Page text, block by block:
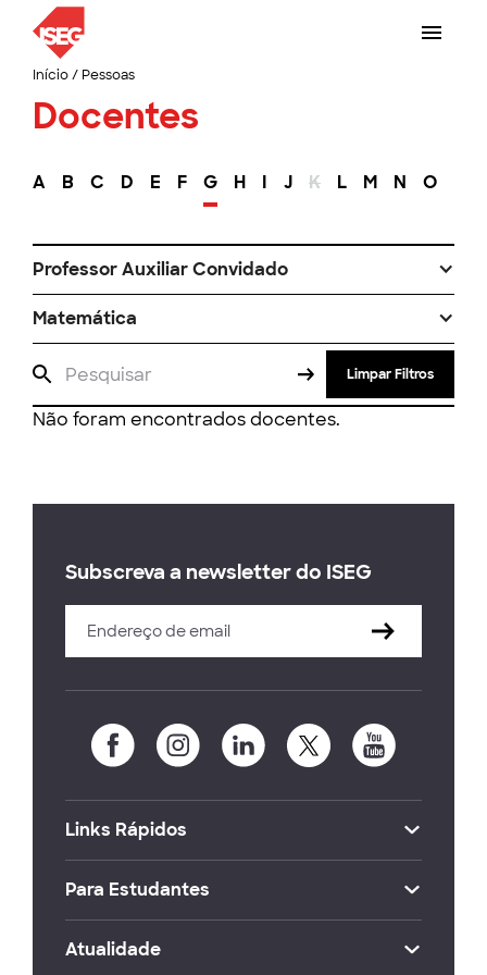
Início/ Pessoas
Docentes
A B C D E F G H I J K L M N O
Professor Auxiliar Convidado
Matemática
Limpar Filtros
Não foram encontrados docentes.
Subscreva a newsletter do ISEG
Links Rápidos
Para Estudantes
Atualidade